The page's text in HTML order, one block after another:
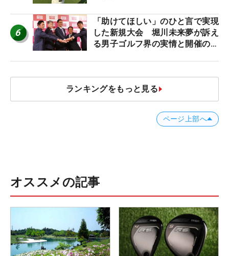
6
「助けてほしい」のひと言で実現
した新規大会 堀川未来夢が訴え
る男子ゴルフ界の実情と開催の舞
ランキングをもっと見る
ページ上部へ
オススメの記事